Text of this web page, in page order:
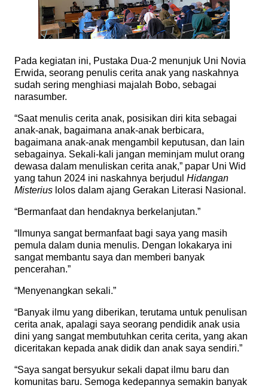
Pada kegiatan ini, Pustaka Dua-2 menunjuk Uni Novia
Erwida, seorang penulis cerita anak yang naskahnya
sudah sering menghiasi majalah Bobo, sebagai
narasumber.
“Saat menulis cerita anak, posisikan diri kita sebagai
anak-anak, bagaimana anak-anak berbicara,
bagaimana anak-anak mengambil keputusan, dan lain
sebagainya. Sekali-kali jangan meminjam mulut orang
dewasa dalam menuliskan cerita anak,” papar Uni Wid
yang tahun 2024 ini naskahnya berjudul Hidangan
Misterius lolos dalam ajang Gerakan Literasi Nasional.
“Bermanfaat dan hendaknya berkelanjutan.”
“Ilmunya sangat bermanfaat bagi saya yang masih
pemula dalam dunia menulis. Dengan lokakarya ini
sangat membantu saya dan memberi banyak
pencerahan.”
“Menyenangkan sekali.”
“Banyak ilmu yang diberikan, terutama untuk penulisan
cerita anak, apalagi saya seorang pendidik anak usia
dini yang sangat membutuhkan cerita cerita, yang akan
diceritakan kepada anak didik dan anak saya sendiri.”
“Saya sangat bersyukur sekali dapat ilmu baru dan
komunitas baru. Semoga kedepannya semakin banyak